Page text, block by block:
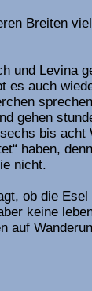
Breiten
und Levina
es auch
gehen
bis
haben,
nicht.
ob die
keine
auf